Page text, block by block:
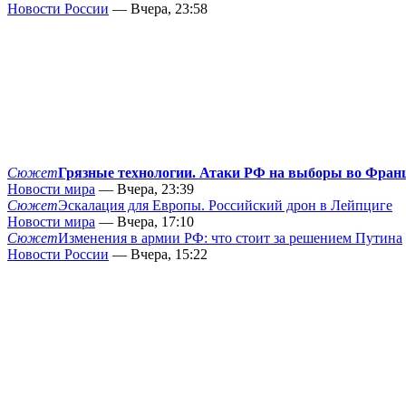
Новости России — Вчера, 23:58
СюжетГрязные технологии. Атаки РФ на выборы во
Новости мира — Вчера, 23:39
СюжетЭскалация для Европы. Российский дрон в Лейпциге
Новости мира — Вчера, 17:10
СюжетИзменения в армии РФ: что стоит за решением Путина
Новости России — Вчера, 15:22